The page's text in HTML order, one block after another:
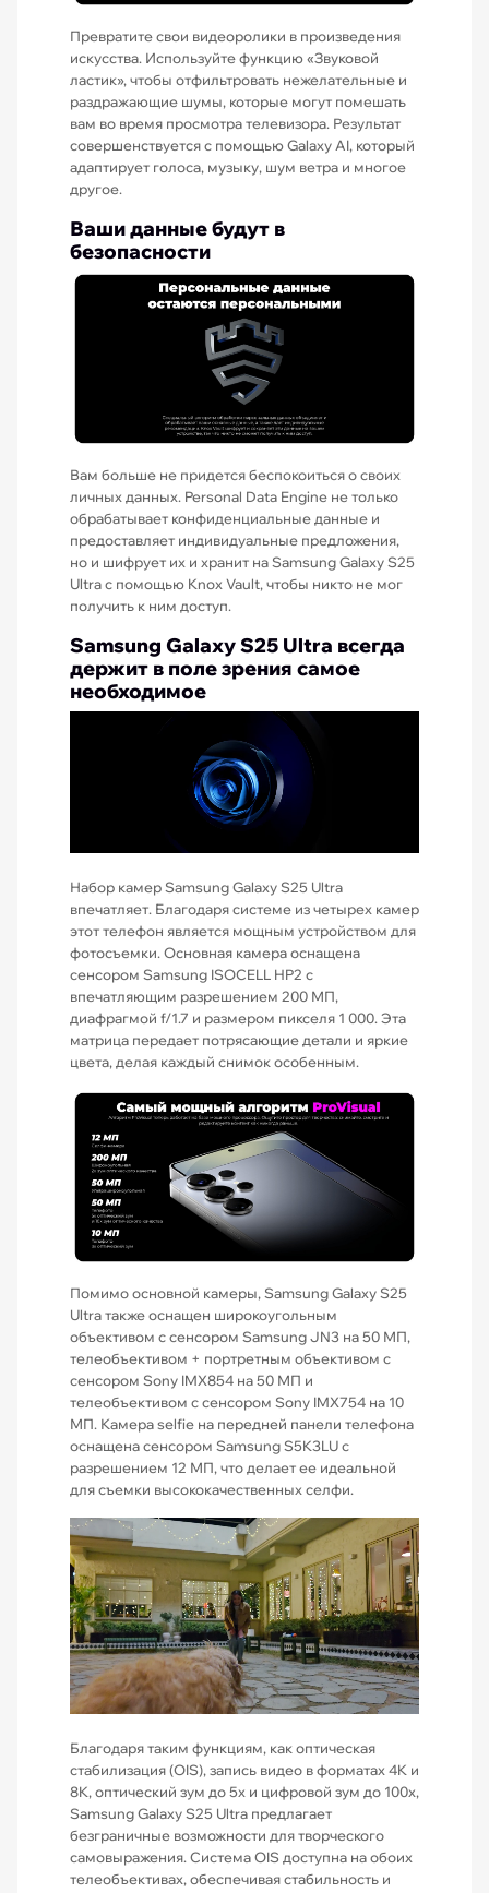
Превратите свои видеоролики в произведения
искусства. Используйте функцию «Звуковой
ластик», чтобы отфильтровать нежелательные и
раздражающие шумы, которые могут помешать
вам во время просмотра телевизора. Результат
совершенствуется с помощью Galaxy AI, который
адаптирует голоса, музыку, шум ветра и многое
другое.
Ваши данные будут в
безопасности
Вам больше не придется беспокоиться о своих
личных данных. Personal Data Engine не только
обрабатывает конфиденциальные данные и
предоставляет индивидуальные предложения,
но и шифрует их и хранит на Samsung Galaxy S25
Ultra с помощью Knox Vault, чтобы никто не мог
получить к ним доступ.
Samsung Galaxy S25 Ultra всегда
держит в поле зрения самое
необходимое
Набор камер Samsung Galaxy S25 Ultra
впечатляет. Благодаря системе из четырех камер
этот телефон является мощным устройством для
фотосъемки. Основная камера оснащена
сенсором Samsung ISOCELL HP2 с
впечатляющим разрешением 200 МП,
диафрагмой f/1.7 и размером пикселя 1 000. Эта
матрица передает потрясающие детали и яркие
цвета, делая каждый снимок особенным.
Помимо основной камеры, Samsung Galaxy S25
Ultra также оснащен широкоугольным
объективом с сенсором Samsung JN3 на 50 МП,
телеобъективом + портретным объективом с
сенсором Sony IMX854 на 50 МП и
телеобъективом с сенсором Sony IMX754 на 10
МП. Камера selfie на передней панели телефона
оснащена сенсором Samsung S5K3LU с
разрешением 12 МП, что делает ее идеальной
для съемки высококачественных селфи.
Благодаря таким функциям, как оптическая
стабилизация (OIS), запись видео в форматах 4K и
8K, оптический зум до 5x и цифровой зум до 100x,
Samsung Galaxy S25 Ultra предлагает
безграничные возможности для творческого
самовыражения. Система OIS доступна на обоих
телеобъективах, обеспечивая стабильность и